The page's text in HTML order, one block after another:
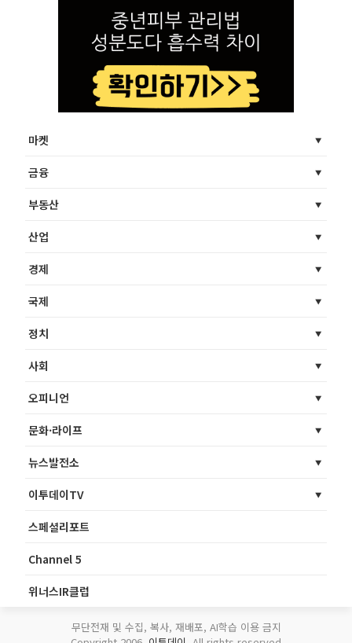
마켓
금융
부동산
산업
경제
국제
정치
사회
오피니언
문화·라이프
뉴스발전소
이투데이TV
스페셜리포트
Channel 5
위너스IR클럽
무단전재 및 수집, 복사, 재배포, AI학습 이용 금지